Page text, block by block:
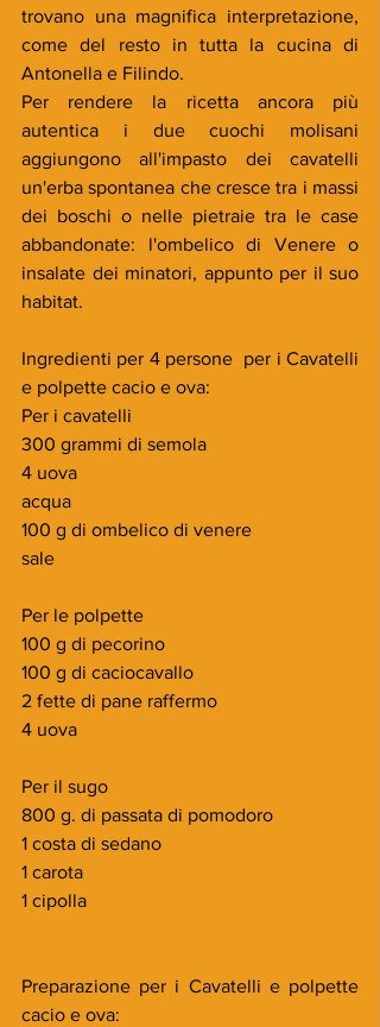
trovano una magnifica interpretazione,
come del resto in tutta la cucina di
Antonella e Filindo.
Per rendere la ricetta ancora più
autentica i due cuochi molisani
aggiungono all'impasto dei cavatelli
un'erba spontanea che cresce tra i massi
dei boschi o nelle pietraie tra le case
abbandonate: l'ombelico di Venere o
insalate dei minatori, appunto per il suo
habitat.
Ingredienti per 4 persone  per i Cavatelli
e polpette cacio e ova:
Per i cavatelli
300 grammi di semola
4 uova
acqua
100 g di ombelico di venere
sale
Per le polpette
100 g di pecorino
100 g di caciocavallo
2 fette di pane raffermo
4 uova
Per il sugo
800 g. di passata di pomodoro
1 costa di sedano
1 carota
1 cipolla
Preparazione per i Cavatelli e polpette
cacio e ova: